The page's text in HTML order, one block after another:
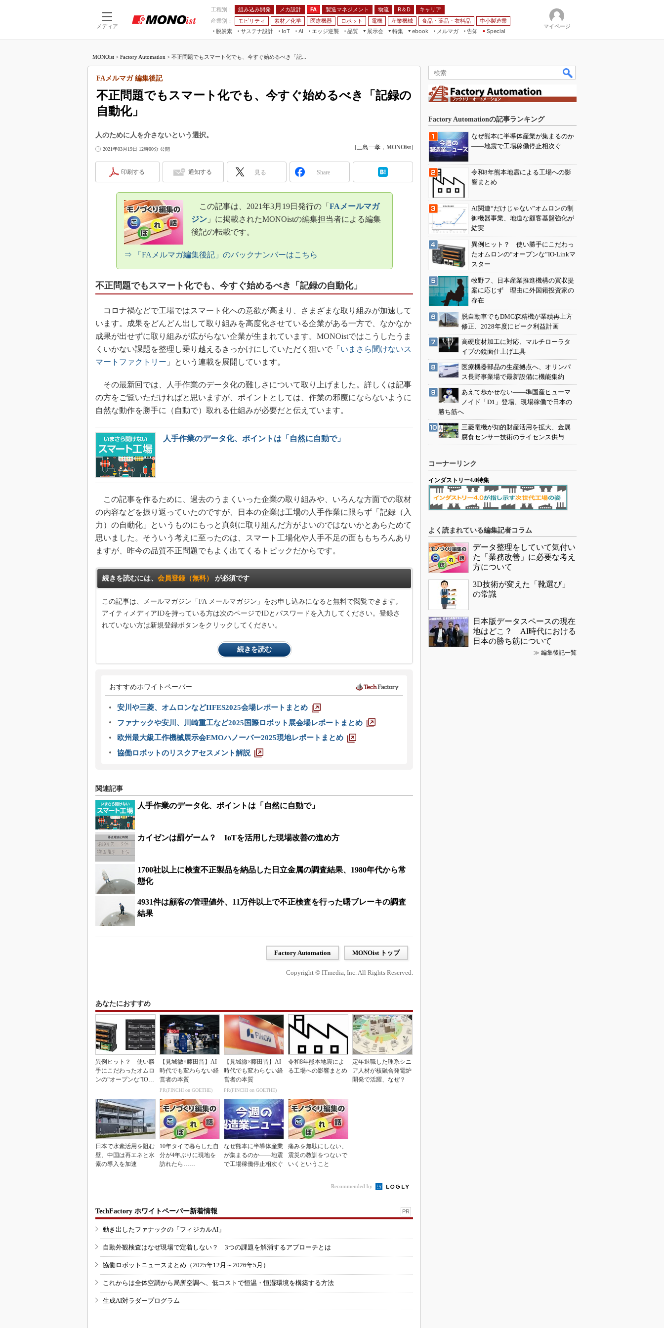
メディア
工程別： 組み込み開発 メカ設計 FA 製造マネジメント 物流 R＆D
キャリア
産業別：
モビリティ 素材／化学 医療機器 ロボット 電機 産業機械 食品・薬品・衣料品
中小製造業
脱炭素
サステナ設計
IoT
つながる工場
AI
AI×設備保全
エッジ逆襲 品質
展示会
JIMTOF
IIFES
スマート工場EXPO
AUTOMOTIVE WORLD
特集
つながるクルマ
VR／AR
フィールドサービス
Windows Embedded
車載ソフト開発
ISO26262
無償設計ツール
3Dプリンタ
S＆OP
インダストリー4.0
イノベーション
メイドインジャパン
植物工場
知財マネジメント
制御セキュリティ
新型コロナへの対応
ebook
メルマガ
告知 Special
マイページ
MONOist > Factory Automation > 不正問題でもスマート化でも、今すぐ始めるべき「記...
不正問題でもスマート化でも、今すぐ始めるべき「記録の
自動化」
FAメルマガ 編集後記
人のために人を介さないという選択。
2021年03月19日 12時00分 公開 [三島一孝 ， MONOist]
印刷する 通知する 見る Share
この記事は、2021年3月19日発行の「 FAメールマガ
ジン」に掲載されたMONOistの編集担当者による編集
後記の転載です。
⇒ 「FAメルマガ編集後記」のバックナンバーはこちら
不正問題でもスマート化でも、今すぐ始めるべき「記録の自動化」
コロナ禍などで工場ではスマート化への意欲が高まり、さまざまな取り組みが加速して
います。成果をどんどん出して取り組みを高度化させている企業がある一方で、なかなか
成果が出せずに取り組みが広がらない企業が生まれています。MONOistではこうしたうま
くいかない課題を整理し乗り越えるきっかけにしていただく狙いで「 いまさら聞けないス
マートファクトリー 」という連載を展開しています。
その最新回では、人手作業のデータ化の難しさについて取り上げました。詳しくは記事
の方をご覧いただければと思いますが、ポイントとしては、作業の邪魔にならないように
自然な動作を勝手に（自動で）取れる仕組みが必要だと伝えています。
人手作業のデータ化、ポイントは「自然に自動で」
この記事を作るために、過去のうまくいった企業の取り組みや、いろんな方面での取材
の内容などを振り返っていたのですが、日本の企業は工場の人手作業に限らず「記録（入
力）の自動化」というものにもっと真剣に取り組んだ方がよいのではないかとあらためて
思いました。そういう考えに至ったのは、スマート工場化や人手不足の面ももちろんあり
ますが、昨今の品質不正問題でもよく出てくるトピックだからです。
続きを読むには、 会員登録（無料） が必須です
この記事は、メールマガジン「FA メールマガジン」をお申し込みになると無料で閲覧できます。
アイティメディアIDを持っている方は次のページでIDとパスワードを入力してください。登録さ
れていない方は新規登録ボタンをクリックしてください。
続きを読む
おすすめホワイトペーパー
安川や三菱、オムロンなどIIFES2025会場レポートまとめ
ファナックや安川、川崎重工など2025国際ロボット展会場レポートまとめ
欧州最大級工作機械展示会EMOハノーバー2025現地レポートまとめ
協働ロボットのリスクアセスメント解説
関連記事
人手作業のデータ化、ポイントは「自然に自動で」
カイゼンは罰ゲーム？ IoTを活用した現場改善の進め方
1700社以上に検査不正製品を納品した日立金属の調査結果、1980年代から常
態化
4931件は顧客の管理値外、11万件以上で不正検査を行った曙ブレーキの調査
結果
Factory Automation MONOist トップ
Copyright © ITmedia, Inc. All Rights Reserved.
あなたにおすすめ
異例ヒット？ 使い勝
手にこだわったオムロ
ンの“オープンな”IO-L
【見城徹×藤田晋】AI
時代でも変わらない経
営者の本質
PR(FINCHI on GOETHE)
【見城徹×藤田晋】AI
時代でも変わらない経
営者の本質
PR(FINCHI on GOETHE)
令和8年熊本地震によ
る工場への影響まとめ
定年退職した理系シニ
ア人材が核融合発電炉
開発で活躍、なぜ？
日本で水素活用を阻む
壁、中国は再エネと水
素の導入を加速
10年タイで暮らした自
分が4年ぶりに現地を
訪れたら……
なぜ熊本に半導体産業
が集まるのか――地震
で工場稼働停止相次ぐ
痛みを無駄にしない、
震災の教訓をつないで
いくということ
Recommended by
TechFactory ホワイトペーパー新着情報 PR
動き出したファナックの「フィジカルAI」
自動外観検査はなぜ現場で定着しない？ 3つの課題を解消するアプローチとは
協働ロボットニュースまとめ（2025年12月～2026年5月）
これからは全体空調から局所空調へ、低コストで恒温・恒湿環境を構築する方法
生成AI対ラダープログラム
Factory Automationの記事ランキング
なぜ熊本に半導体産業が集まるのか
――地震で工場稼働停止相次ぐ
令和8年熊本地震による工場への影
響まとめ
AI関連“だけじゃない”オムロンの制
御機器事業、地道な顧客基盤強化が
結実
異例ヒット？ 使い勝手にこだわっ
たオムロンの“オープンな”IO-Linkマ
スター
牧野フ、日本産業推進機構の買収提
案に応じず 理由に外国籍投資家の
存在
脱自動車でもDMG森精機が業績再上方
修正、2028年度にピーク利益計画
高硬度材加工に対応、マルチローラタ
イプの鏡面仕上げ工具
医療機器部品の生産拠点へ、オリンパ
ス長野事業場で最新設備に機能集約
あえて歩かせない――準国産ヒューマ
ノイド「D1」登場、現場稼働で日本の
勝ち筋へ
三菱電機が知的財産活用を拡大、金属
腐食センサー技術のライセンス供与
コーナーリンク
インダストリー4.0特集
よく読まれている編集記者コラム
データ整理をしていて気付い
た「業務改善」に必要な考え
方について
3D技術が変えた「靴選び」
の常識
日本版データスペースの現在
地はどこ？ AI時代における
日本の勝ち筋について
≫ 編集後記一覧